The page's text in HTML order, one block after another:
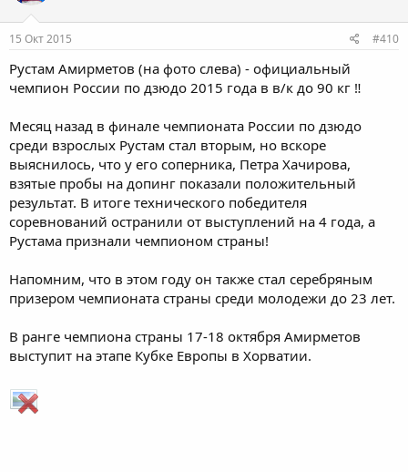
15 Окт 2015 #410
Рустам Амирметов (на фото слева) - официальный
чемпион России по дзюдо 2015 года в в/к до 90 кг ‼
Месяц назад в финале чемпионата России по дзюдо
среди взрослых Рустам стал вторым, но вскоре
выяснилось, что у его соперника, Петра Хачирова,
взятые пробы на допинг показали положительный
результат. В итоге технического победителя
соревнований остранили от выступлений на 4 года, а
Рустама признали чемпионом страны!
Напомним, что в этом году он также стал серебряным
призером чемпионата страны среди молодежи до 23 лет.
В ранге чемпиона страны 17-18 октября Амирметов
выступит на этапе Кубке Европы в Хорватии.